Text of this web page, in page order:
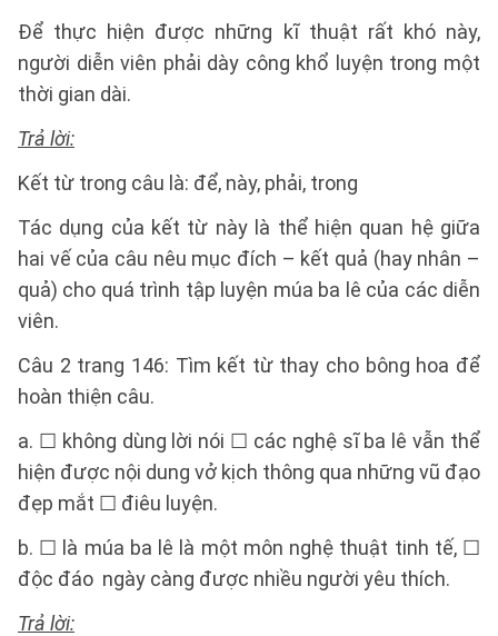
Để thực hiện được những kĩ thuật rất khó này,
người diễn viên phải dày công khổ luyện trong một
thời gian dài.
Trả lời:
Kết từ trong câu là: để, này, phải, trong
Tác dụng của kết từ này là thể hiện quan hệ giữa
hai vế của câu nêu mục đích – kết quả (hay nhân –
quả) cho quá trình tập luyện múa ba lê của các diễn
viên.
Câu 2 trang 146: Tìm kết từ thay cho bông hoa để
hoàn thiện câu.
a. ☐ không dùng lời nói ☐ các nghệ sĩ ba lê vẫn thể
hiện được nội dung vở kịch thông qua những vũ đạo
đẹp mắt ☐ điêu luyện.
b. ☐ là múa ba lê là một môn nghệ thuật tinh tế, ☐
độc đáo ngày càng được nhiều người yêu thích.
Trả lời: